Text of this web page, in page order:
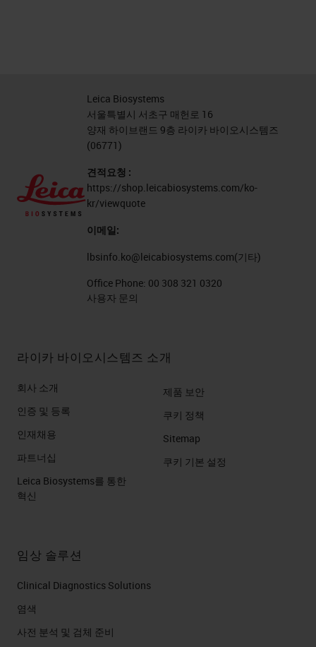
Leica Biosystems
서울특별시 서초구 매헌로 16
양재 하이브랜드 9층 라이카 바이오시스템즈
(06771)
견적요청 :
https://shop.leicabiosystems.com/ko-
kr/viewquote
이메일:
lbsinfo.ko@leicabiosystems.com(기타)
Office Phone: 00 308 321 0320
사용자 문의
라이카 바이오시스템즈 소개
회사 소개
인증 및 등록
인재채용
파트너십
Leica Biosystems를 통한
혁신
제품 보안
쿠키 정책
Sitemap
쿠키 기본 설정
임상 솔루션
Clinical Diagnostics Solutions
염색
사전 분석 및 검체 준비